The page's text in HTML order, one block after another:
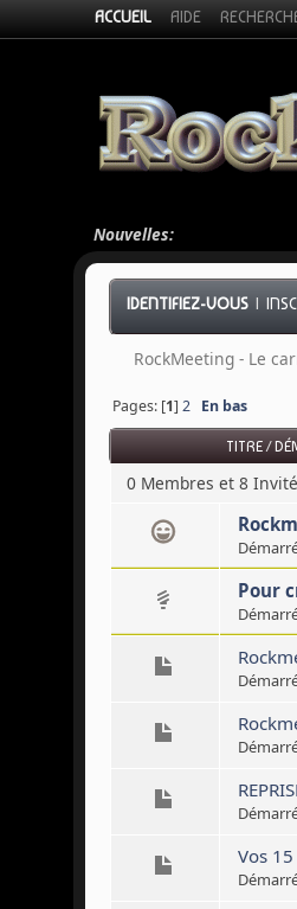
ACCUEIL AIDE
Nouvelles:
IDENTIFIEZ-VOUS |
RockMeeting - Le
Pages: [1]2 En bas
TITRE/
0 Membres et 8
Pour
Vos